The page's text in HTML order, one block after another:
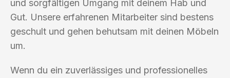
und sorgfältigen Umgang mit deinem Hab und
Gut. Unsere erfahrenen Mitarbeiter sind bestens
geschult und gehen behutsam mit deinen Möbeln
um.
Wenn du ein zuverlässiges und professionelles